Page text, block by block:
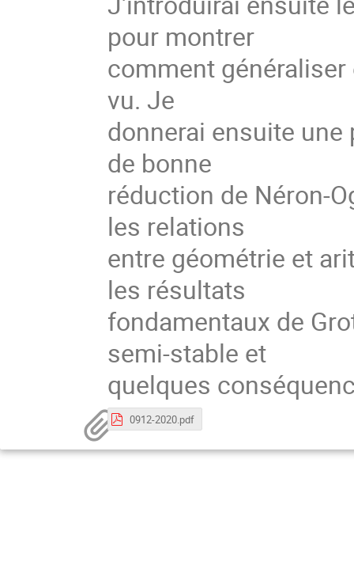
pour montrer
comment
vu. Je
donnerai ensuite
de bonne
réduction de Néron-
les relations
entre géométrie et
les résultats
fondamentaux de
semi-stable et
quelques
0912-2020.pdf